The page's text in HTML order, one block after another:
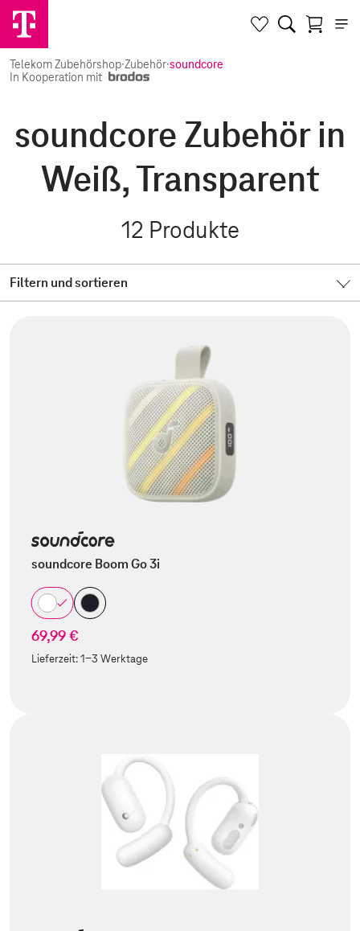
Telekom Zubehörshop·Zubehör·soundcore
In Kooperation mit
soundcore Zubehör in
Weiß, Transparent
12 Produkte
Filtern und sortieren
soundcore Boom Go 3i
69,99 €
Lieferzeit:1-3 Werktage